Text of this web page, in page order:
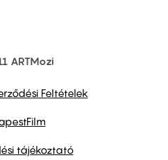
ARTMozi
Feltételek
tájékoztató